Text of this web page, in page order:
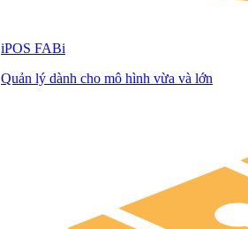
iPOS FABi
Quản lý dành cho mô hình vừa và lớn